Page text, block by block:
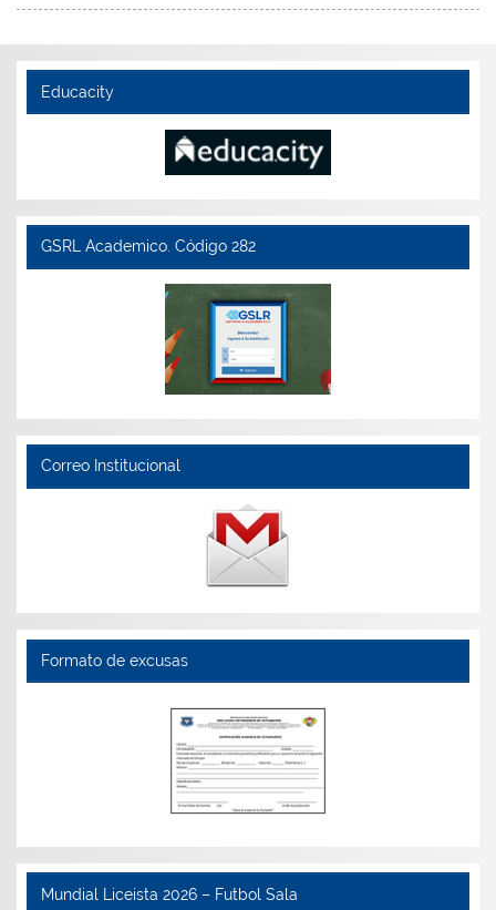
Educacity
GSRL Academico. Código 282
Correo Institucional
Formato de excusas
Mundial Liceista 2026 – Futbol Sala